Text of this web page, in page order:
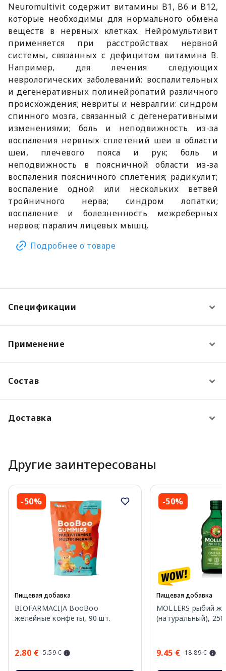
Neuromultivit содержит витамины B1, B6 и B12,
которые необходимы для нормального обмена
веществ в нервных клетках. Нейромультивит
применяется при расстройствах нервной
системы, связанных с дефицитом витамина В.
Например, для лечения следующих
неврологических заболеваний: воспалительных
и дегенеративных полинейропатий различного
происхождения; невриты и невралгии: синдром
спинного мозга, связанный с дегенеративными
изменениями; боль и неподвижность из-за
воспаления нервных сплетений шеи в области
шеи, плечевого пояса и рук; боль и
неподвижность в поясничной области из-за
воспаления поясничного сплетения; радикулит;
воспаление одной или нескольких ветвей
тройничного нерва; синдром лопатки;
воспаление и болезненность межреберных
нервов; паралич лицевых мышц.
Подробнее о товаре
Спецификации
Применение
Состав
Доставка
Другие заинтересованы
-50%
Пищевая добавка
BIOFARMACIJA BooBoo
желейные конфеты, 90 шт.
2.80 € 5.59 €
-50%
Пищевая добавка
MOLLERS рыбий
(натуральный),
9.45 € 18.89 €